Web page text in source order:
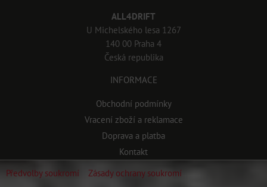
ALL4DRIFT
U Michelského lesa 1267
140 00 Praha 4
Česká republika
INFORMACE
Obchodní podmínky
Vracení zboží a reklamace
Doprava a platba
Kontakt
Předvolby soukromí
Zásady ochrany soukromí